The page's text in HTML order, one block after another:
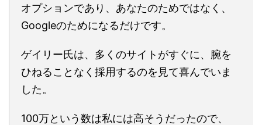
オプションであり、あなたのためではなく、
Googleのためになるだけです。
ゲイリー氏は、多くのサイトがすぐに、腕を
ひねることなく採用するのを見て喜んでいま
した。
100万という数は私には高そうだったので、